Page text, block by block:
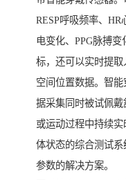
RESP呼吸频率、
电变化、PPG脉搏
标，还可以实时提取
空间位置数据。智
据采集同时被试佩
或运动过程中持续
体状态的综合测试
参数的解决方案。